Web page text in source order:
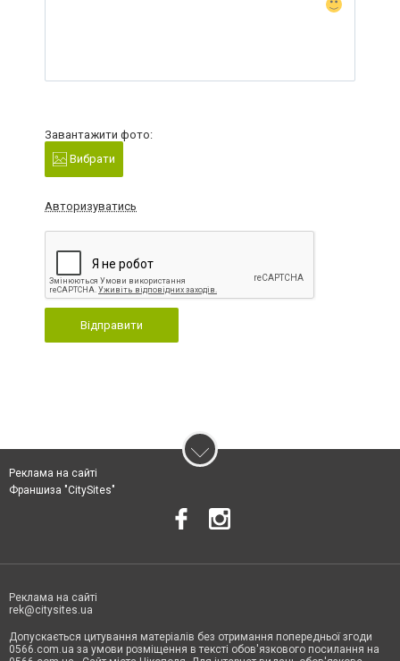
Завантажити фото:
Вибрати
Авторизуватись
Відправити
Реклама на сайті
Франшиза "CitySites"
Реклама на сайті
rek@citysites.ua
Допускається цитування матеріалів без отримання попередньої згоди
0566.com.ua за умови розміщення в тексті обов'язкового посилання на